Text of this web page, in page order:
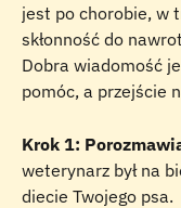
jest po chorobie, w
skłonność do
Dobra wiadomość
pomóc, a przejście
Krok 1:
weterynarz był na
diecie Twojego psa.